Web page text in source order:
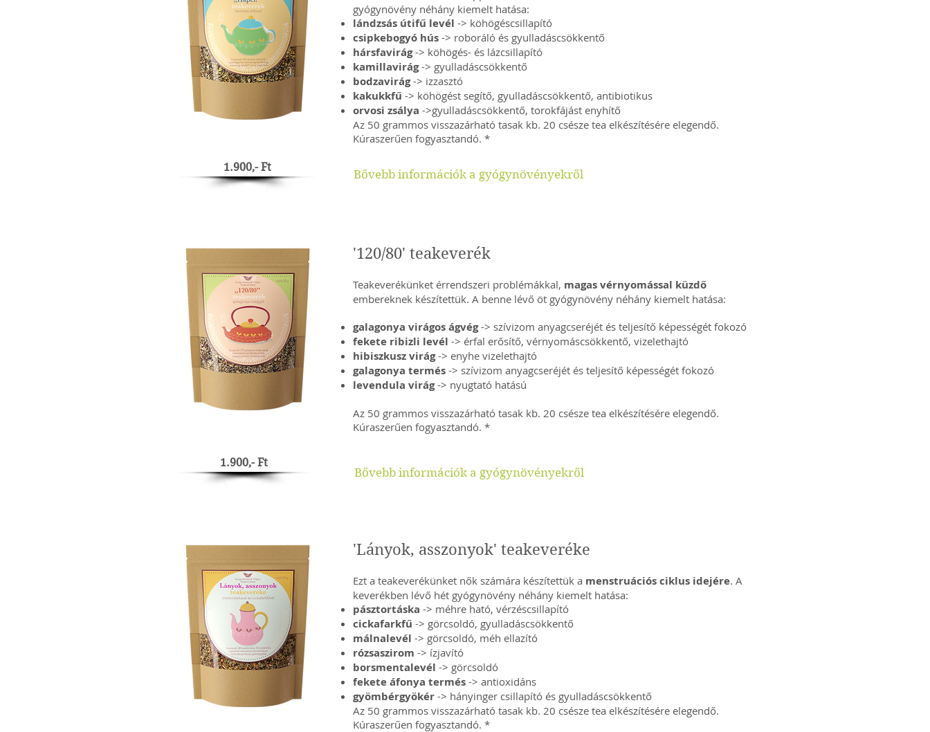
1.900,- Ft
gyógynövény néhány kiemelt hatása:
lándzsás útifű levél -> köhögéscsillapító
csipkebogyó hús -> roboráló és gyulladáscsökkentő
hársfavirág-> köhögés- és lázcsillapító
kamillavirág-> gyulladáscsökkentő
bodzavirág-> izzasztó
kakukkfű -> köhögést segítő, gyulladáscsökkentő, antibiotikus
orvosi zsálya ->gyulladáscsökkentő, torokfájást enyhítő
Az 50 grammos visszazárható tasak kb. 20 csésze tea elkészítésére elegendő.
Kúraszerűen fogyasztandó. *
Bővebb információk a gyógynövényekről
1.900,- Ft
'120/80' teakeverék
Teakeverékünket érrendszeri problémákkal, magas vérnyomással küzdő
embereknek készítettük. A benne lévő öt gyógynövény néhány kiemelt hatása:
galagonya virágos ágvég-> szívizom anyagcseréjét és teljesítő képességét fokozó
fekete ribizli levél -> érfal erősítő, vérnyomáscsökkentő, vizelethajtó
hibiszkusz virág-> enyhe vizelethajtó
galagonya termés -> szívizom anyagcseréjét és teljesítő képességét fokozó
levendula virág-> nyugtató hatású
Az 50 grammos visszazárható tasak kb. 20 csésze tea elkészítésére elegendő.
Kúraszerűen fogyasztandó. *
Bővebb információk a gyógynövényekről
'Lányok, asszonyok' teakeveréke
Ezt a teakeverékünket nők számára készítettük a menstruációs ciklus idejére. A
keverékben lévő hét gyógynövény néhány kiemelt hatása:
pásztortáska -> méhre ható, vérzéscsillapító
cickafarkfű -> görcsoldó, gyulladáscsökkentő
málnalevél -> görcsoldó, méh ellazító
rózsaszirom -> ízjavító
borsmentalevél -> görcsoldó
fekete áfonya termés -> antioxidáns
gyömbérgyökér -> hányinger csillapító és gyulladáscsökkentő
Az 50 grammos visszazárható tasak kb. 20 csésze tea elkészítésére elegendő.
Kúraszerűen fogyasztandó. *